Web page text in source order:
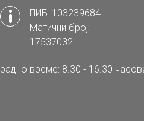
ПИБ: 103239684
Матични број:
17537032
радно време: 8.30 - 16.30